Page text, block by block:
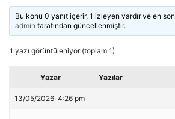
Bu konu 0 yanıt içerir, 1 izleyen vardır ve en son
admin tarafından güncellenmiştir.
1 yazı görüntüleniyor (toplam 1)
Yazar Yazılar
13/05/2026: 4:26 pm